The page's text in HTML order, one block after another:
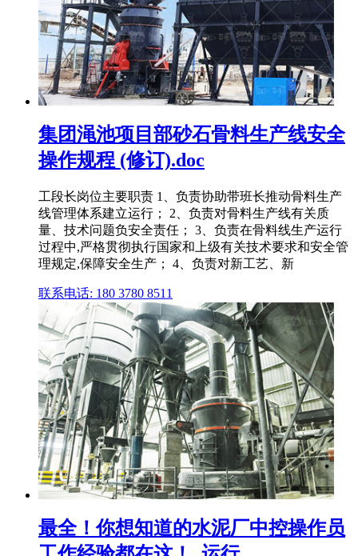
集团渑池项目部砂石骨料生产线安全
操作规程 (修订).doc
工段长岗位主要职责 1、负责协助带班长推动骨料生产
线管理体系建立运行； 2、负责对骨料生产线有关质
量、技术问题负安全责任； 3、负责在骨料线生产运行
过程中,严格贯彻执行国家和上级有关技术要求和安全管
理规定,保障安全生产； 4、负责对新工艺、新
联系电话: 180 3780 8511
最全！你想知道的水泥厂中控操作员